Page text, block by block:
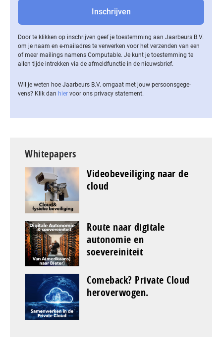
Door te klikken op inschrijven geef je toestemming aan Jaarbeurs B.V.
om je naam en e-mailadres te verwerken voor het verzenden van een
of meer mailings namens Computable. Je kunt je toestemming te
allen tijde intrekken via de af­meld­func­tie in de nieuwsbrief.
Wil je weten hoe Jaarbeurs B.V. omgaat met jouw per­soons­ge­ge­
vens? Klik dan hier voor ons privacy statement.
Whitepapers
Videobeveiliging naar de
cloud
Route naar digitale
autonomie en
soevereiniteit
Comeback? Private Cloud
heroverwogen.